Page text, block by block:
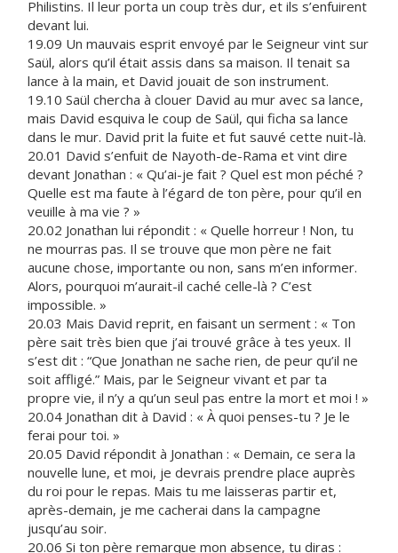
Philistins. Il leur porta un coup très dur, et ils s’enfuirent
devant lui.
19.09 Un mauvais esprit envoyé par le Seigneur vint sur
Saül, alors qu’il était assis dans sa maison. Il tenait sa
lance à la main, et David jouait de son instrument.
19.10 Saül chercha à clouer David au mur avec sa lance,
mais David esquiva le coup de Saül, qui ficha sa lance
dans le mur. David prit la fuite et fut sauvé cette nuit-là.
20.01 David s’enfuit de Nayoth-de-Rama et vint dire
devant Jonathan : « Qu’ai-je fait ? Quel est mon péché ?
Quelle est ma faute à l’égard de ton père, pour qu’il en
veuille à ma vie ? »
20.02 Jonathan lui répondit : « Quelle horreur ! Non, tu
ne mourras pas. Il se trouve que mon père ne fait
aucune chose, importante ou non, sans m’en informer.
Alors, pourquoi m’aurait-il caché celle-là ? C’est
impossible. »
20.03 Mais David reprit, en faisant un serment : « Ton
père sait très bien que j’ai trouvé grâce à tes yeux. Il
s’est dit : “Que Jonathan ne sache rien, de peur qu’il ne
soit affligé.” Mais, par le Seigneur vivant et par ta
propre vie, il n’y a qu’un seul pas entre la mort et moi ! »
20.04 Jonathan dit à David : « À quoi penses-tu ? Je le
ferai pour toi. »
20.05 David répondit à Jonathan : « Demain, ce sera la
nouvelle lune, et moi, je devrais prendre place auprès
du roi pour le repas. Mais tu me laisseras partir et,
après-demain, je me cacherai dans la campagne
jusqu’au soir.
20.06 Si ton père remarque mon absence, tu diras :